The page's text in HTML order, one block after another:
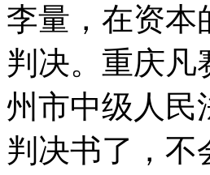
李量，在资本
判决。重庆凡
州市中级人民
判决书了，不